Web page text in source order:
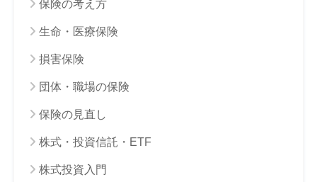
保険の考え方
生命・医療保険
損害保険
団体・職場の保険
保険の見直し
株式・投資信託・ETF
株式投資入門